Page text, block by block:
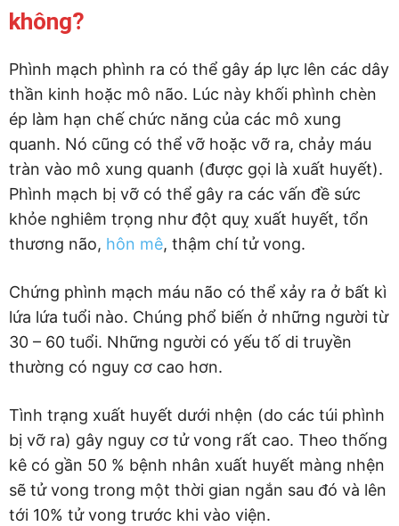
không?
Phình mạch phình ra có thể gây áp lực lên các dây
thần kinh hoặc mô não. Lúc này khối phình chèn
ép làm hạn chế chức năng của các mô xung
quanh. Nó cũng có thể vỡ hoặc vỡ ra, chảy máu
tràn vào mô xung quanh (được gọi là xuất huyết).
Phình mạch bị vỡ có thể gây ra các vấn đề sức
khỏe nghiêm trọng như đột quỵ xuất huyết, tổn
thương não, hôn mê, thậm chí tử vong.
Chứng phình mạch máu não có thể xảy ra ở bất kì
lứa lứa tuổi nào. Chúng phổ biến ở những người từ
30 – 60 tuổi. Những người có yếu tố di truyền
thường có nguy cơ cao hơn.
Tình trạng xuất huyết dưới nhện (do các túi phình
bị vỡ ra) gây nguy cơ tử vong rất cao. Theo thống
kê có gần 50 % bệnh nhân xuất huyết màng nhện
sẽ tử vong trong một thời gian ngắn sau đó và lên
tới 10% tử vong trước khi vào viện.